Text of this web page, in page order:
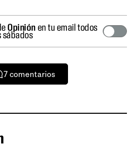
Opinión en tu email todos
sábados
7 comentarios